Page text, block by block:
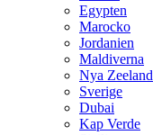
Egypten
Marocko
Jordanien
Maldiverna
Nya Zeeland
Sverige
Dubai
Kap Verde